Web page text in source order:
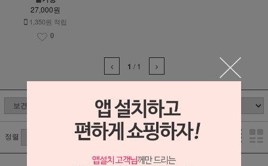
27,000원
1,350원 적립
0
1 / 1
정렬